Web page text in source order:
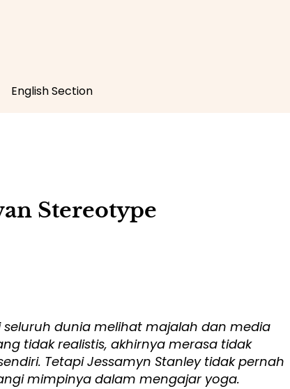
English Section
Stereotype
dunia melihat majalah dan media
tidak realistis, akhirnya merasa tidak
Tetapi Jessamyn Stanley tidak pernah
mimpinya dalam mengajar yoga.